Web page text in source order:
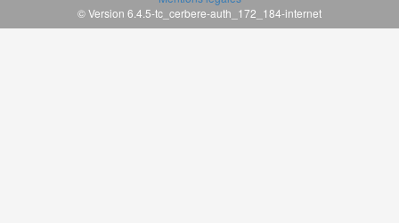
© Version 6.4.5-tc_cerbere-auth_172_184-internet